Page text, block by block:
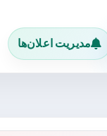
مدیریت اعلان‌ها